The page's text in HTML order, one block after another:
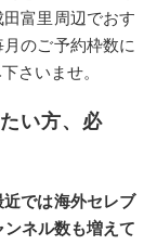
富里周辺でおす
のご予約枠数に
さいませ。
い方、必
では海外セレブ
ネル数も増えて